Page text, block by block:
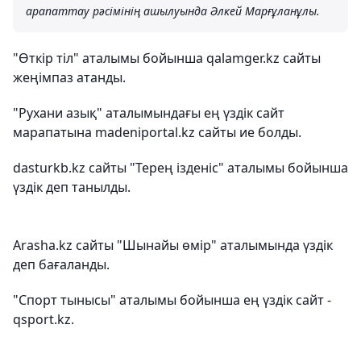
арапаттау рәсімінің ашылуында Әлкей Марғұланұлы.
"Өткір тіл" аталымы бойынша qalamger.kz сайты
жеңімпаз атанды.
"Рухани азық" аталымындағы ең үздік сайт
марапатына madeniportal.kz сайты ие болды.
dasturkb.kz сайты "Терең ізденіс" аталымы бойынша
үздік деп танылды.
Arasha.kz сайты "Шынайы өмір" аталымында үздік
деп бағаланды.
"Спорт тынысы" аталымы бойынша ең үздік сайт -
qsport.kz.